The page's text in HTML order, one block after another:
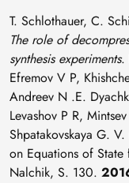
T. Schlothauer, C.
The role of
synthesis experiments.
Efremov V P,
Andreev N .E.
Levashov P R,
Shpatakovskaya G.
on Equations of
Nalchik, S. 130.